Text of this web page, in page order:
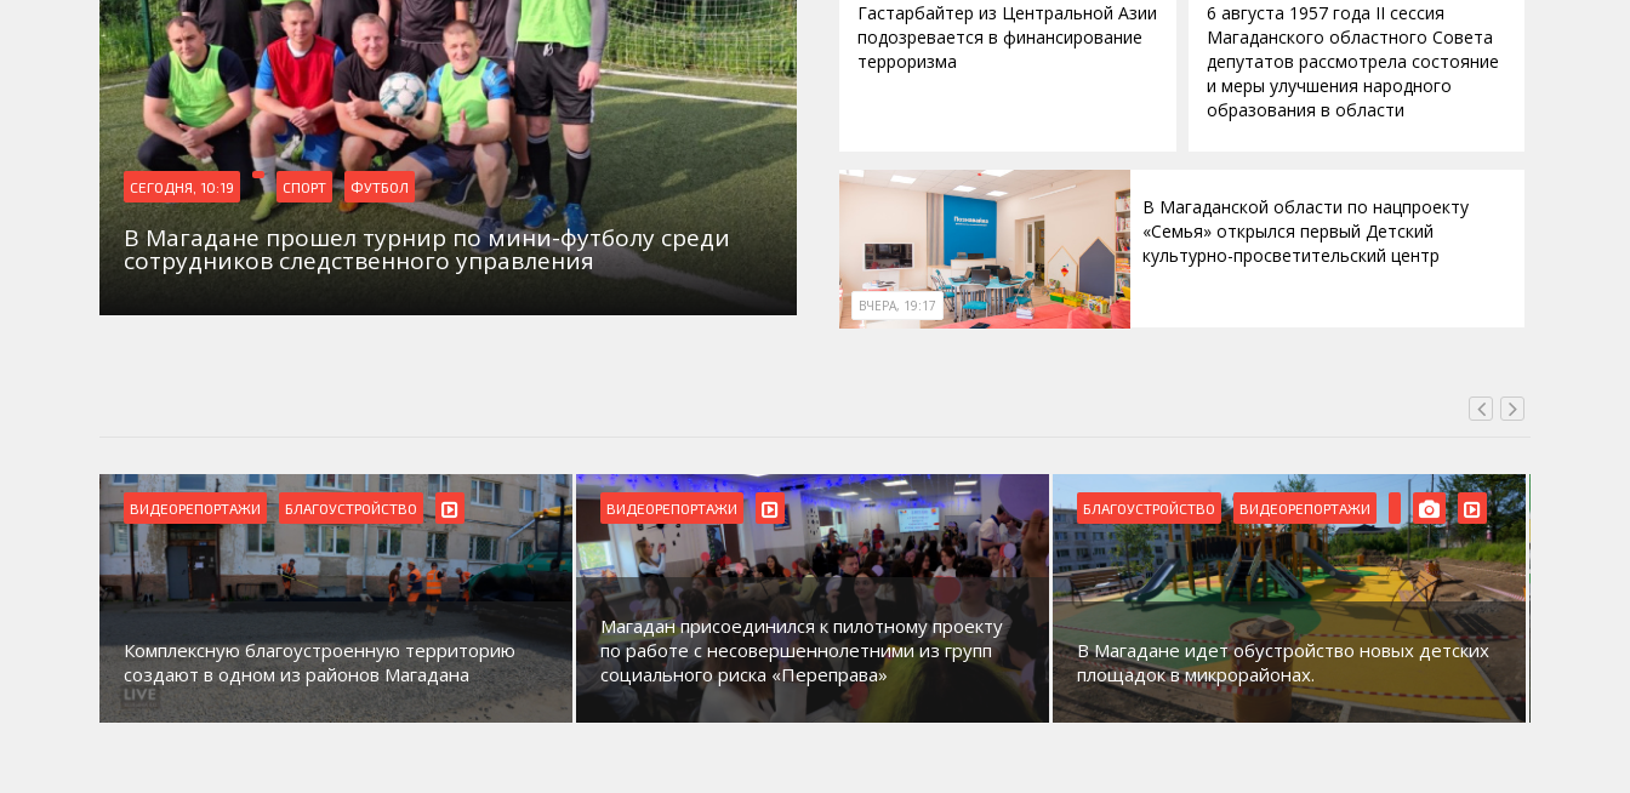
СЕГОДНЯ, 10:19 СПОРТ ФУТБОЛ
В Магадане прошел турнир по мини-футболу среди
сотрудников следственного управления
Гастарбайтер из Центральной Азии
подозревается в финансирование
терроризма
6 августа 1957 года II сессия
Магаданского областного Совета
депутатов рассмотрела состояние
и меры улучшения народного
образования в области
ВЧЕРА, 19:17
В Магаданской области по нацпроекту
«Семья» открылся первый Детский
культурно-просветительский центр
ВИДЕОРЕПОРТАЖИ БЛАГОУСТРОЙСТВО
Комплексную благоустроенную территорию
создают в одном из районов Магадана
ВИДЕОРЕПОРТАЖИ
Магадан присоединился к пилотному проекту
по работе с несовершеннолетними из групп
социального риска «Переправа»
БЛАГОУСТРОЙСТВО ВИДЕОРЕПОРТАЖИ
В Магадане идет обустройство новых детских
площадок в микрорайонах.